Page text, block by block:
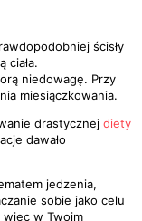
ścisły
ciała.
niedowagę. Przy
miesiączkowania.
drastycznej diety
dawało
jedzenia,
sobie jako celu
więc w Twoim